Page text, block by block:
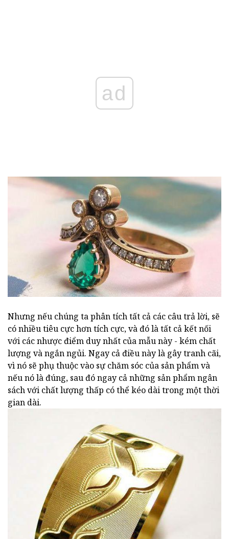
ad
Nhưng nếu chúng ta phân tích tất cả các câu trả lời, sẽ
có nhiều tiêu cực hơn tích cực, và đó là tất cả kết nối
với các nhược điểm duy nhất của mẫu này - kém chất
lượng và ngắn ngủi. Ngay cả điều này là gây tranh cãi,
vì nó sẽ phụ thuộc vào sự chăm sóc của sản phẩm và
nếu nó là đúng, sau đó ngay cả những sản phẩm ngân
sách với chất lượng thấp có thể kéo dài trong một thời
gian dài.